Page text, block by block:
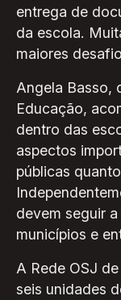
entrega de
da escola.
maiores
Angela Basso,
Educação,
dentro das
aspectos
públicas
devem seguir
municípios e
A Rede OSJ
seis unidades